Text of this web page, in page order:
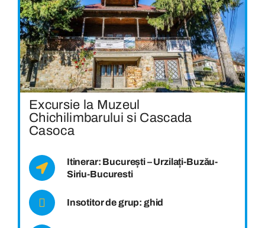
Excursie la Muzeul
Chichilimbarului si Cascada
Casoca
Itinerar: București – Urzilați-Buzău-
Siriu-Bucuresti
Insotitor de grup: ghid